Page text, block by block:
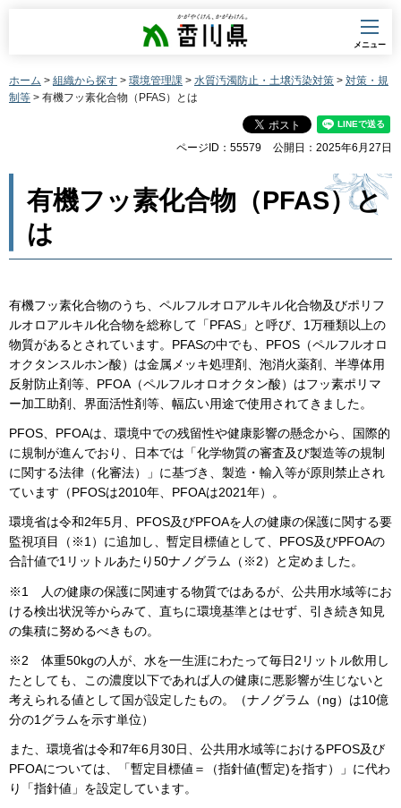
香川県
メニュー
ホーム > 組織から探す > 環境管理課 > 水質汚濁防止・土壌汚染対策 > 対策・規
制等 > 有機フッ素化合物（PFAS）とは
ページID：55579 公開日：2025年6月27日
有機フッ素化合物（PFAS）と
は
有機フッ素化合物のうち、ペルフルオロアルキル化合物及びポリフ
ルオロアルキル化合物を総称して「PFAS」と呼び、1万種類以上の
物質があるとされています。PFASの中でも、PFOS（ペルフルオロ
オクタンスルホン酸）は金属メッキ処理剤、泡消火薬剤、半導体用
反射防止剤等、PFOA（ペルフルオロオクタン酸）はフッ素ポリマ
ー加工助剤、界面活性剤等、幅広い用途で使用されてきました。
PFOS、PFOAは、環境中での残留性や健康影響の懸念から、国際的
に規制が進んでおり、日本では「化学物質の審査及び製造等の規制
に関する法律（化審法）」に基づき、製造・輸入等が原則禁止され
ています（PFOSは2010年、PFOAは2021年）。
環境省は令和2年5月、PFOS及びPFOAを人の健康の保護に関する要
監視項目（※1）に追加し、暫定目標値として、PFOS及びPFOAの
合計値で1リットルあたり50ナノグラム（※2）と定めました。
※1 人の健康の保護に関連する物質ではあるが、公共用水域等にお
ける検出状況等からみて、直ちに環境基準とはせず、引き続き知見
の集積に努めるべきもの。
※2 体重50kgの人が、水を一生涯にわたって毎日2リットル飲用し
たとしても、この濃度以下であれば人の健康に悪影響が生じないと
考えられる値として国が設定したもの。（ナノグラム（ng）は10億
分の1グラムを示す単位）
また、環境省は令和7年6月30日、公共用水域等におけるPFOS及び
PFOAについては、「暫定目標値＝（指針値(暫定)を指す）」に代わ
り「指針値」を設定しています。